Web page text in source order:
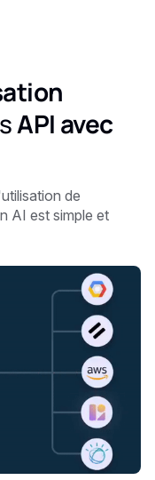
API avec
de
AI est simple et